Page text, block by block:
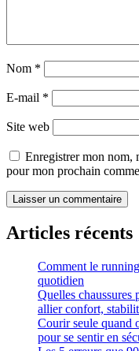
Nom *
E-mail *
Site web
Enregistrer mon nom,
pour mon prochain
Articles récents
Comment le
quotidien
Quelles
allier confort,
Courir seule quand
pour se sentir en